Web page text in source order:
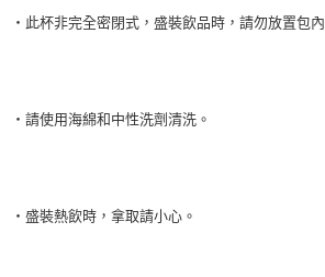
‧此杯非完全密閉式，盛裝飲品時，請勿放置包內
‧請使用海綿和中性洗劑清洗。
‧盛裝熱飲時，拿取請小心。